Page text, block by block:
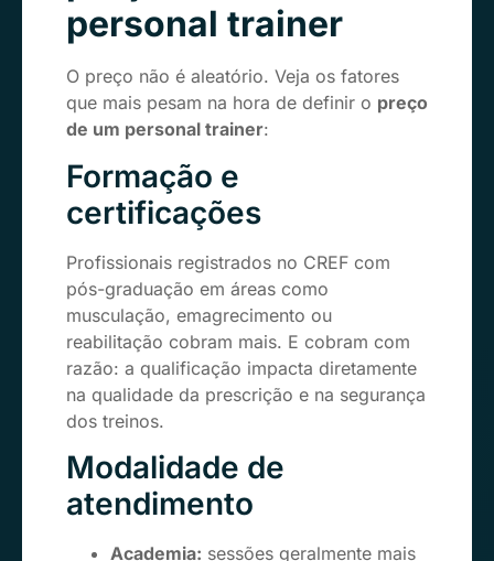
personal trainer
O preço não é aleatório. Veja os fatores
que mais pesam na hora de definir o preço
de um personal trainer:
Formação e
certificações
Profissionais registrados no CREF com
pós-graduação em áreas como
musculação, emagrecimento ou
reabilitação cobram mais. E cobram com
razão: a qualificação impacta diretamente
na qualidade da prescrição e na segurança
dos treinos.
Modalidade de
atendimento
Academia: sessões geralmente mais